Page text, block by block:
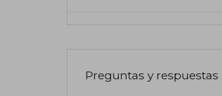
Preguntas y